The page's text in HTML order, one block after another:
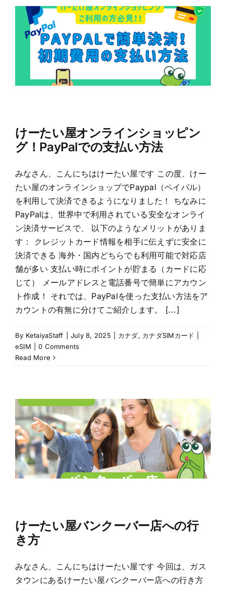
けーたい屋オンラインショッピン
グ！PayPalでの支払い方法
みなさん、こんにちはけーたい屋です この度、けー
たい屋のオンラインショップでPaypal（ペイパル）
を利用して決済できるようになりました！ ちなみに
PayPalは、世界中で利用されている安全なオンライ
ン決済サービスで、 以下のようなメリットがありま
す： クレジットカード情報を相手に伝えずに安全に
決済できる 海外・国内どちらでも利用可能で対応店
舗が多い 支払い時にポイントが貯まる（カードに応
じて） メールアドレスと電話番号で簡単にアカウン
ト作成！ それでは、PayPalを使った支払い方法をア
カウントの有無に分けてご紹介します。 [...]
By KetaiyaStaff July 8, 2025 カナダ, カナダSIMカード |
eSIM
0 Comments
Read More
けーたい屋バンクーバー店への行
き方
みなさん、こんにちはけーたい屋です 今回は、ガス
タウンにあるけーたい屋バンクーバー店への行き方